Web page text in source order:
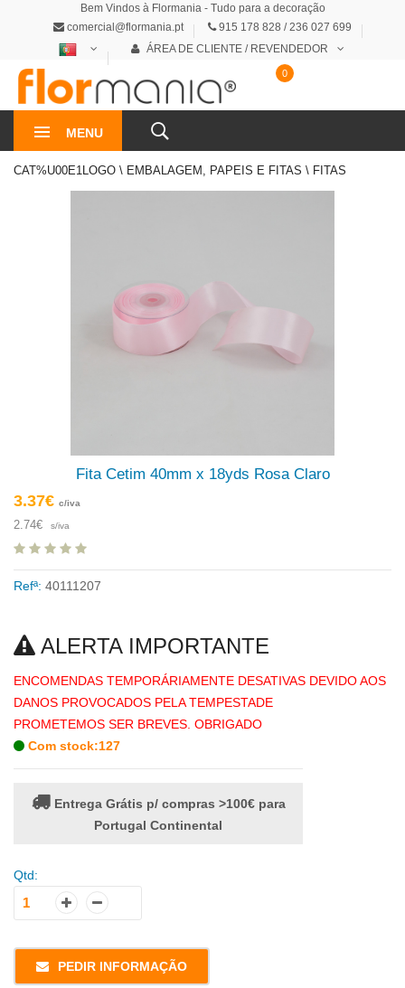
Bem Vindos à Flormania - Tudo para a decoração
comercial@flormania.pt
915 178 828 / 236 027 699
ÁREA DE CLIENTE / REVENDEDOR
MENU
0
CAT%U00E1LOGO \ EMBALAGEM, PAPEIS E FITAS \ FITAS
Fita Cetim 40mm x 18yds Rosa Claro
3.37€ c/iva
2.74€ s/iva
Refª: 40111207
ALERTA IMPORTANTE
ENCOMENDAS TEMPORÁRIAMENTE DESATIVAS DEVIDO AOS
DANOS PROVOCADOS PELA TEMPESTADE
PROMETEMOS SER BREVES. OBRIGADO
Com stock:127
Entrega Grátis p/ compras >100€ para
Portugal Continental
Qtd:
PEDIR INFORMAÇÃO